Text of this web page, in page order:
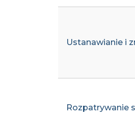
Ustanawianie i
Rozpatrywanie